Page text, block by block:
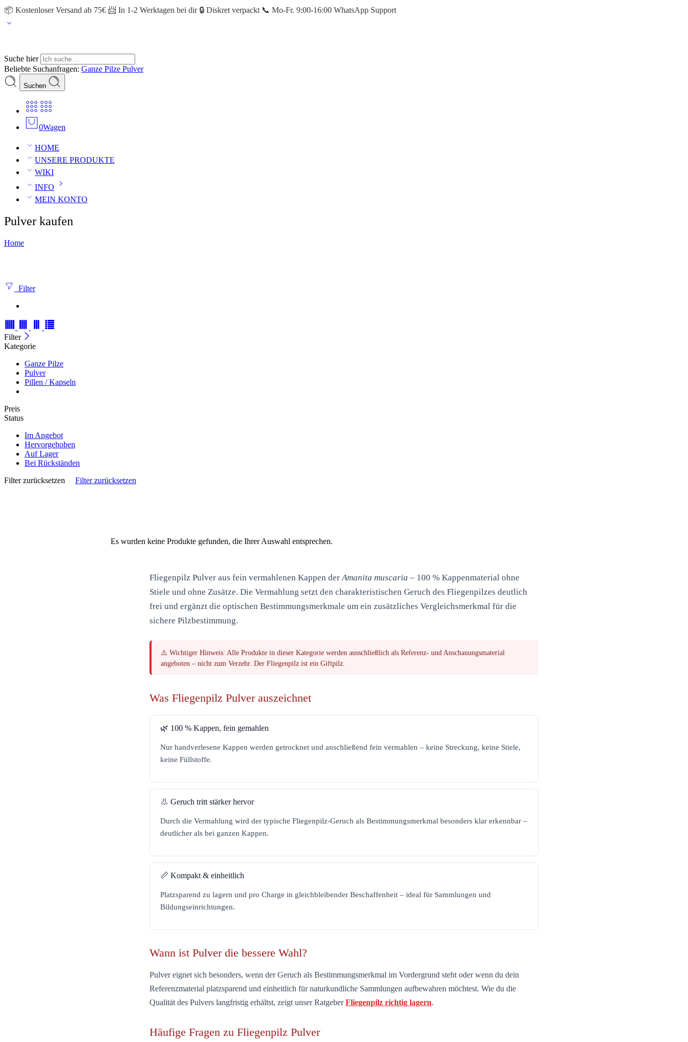
📦 Kostenloser Versand ab 75€ 📨 In 1-2 Werktagen bei dir 🔒 Diskret verpackt 📞 Mo-Fr. 9:00-16:00 WhatsApp Support
Suche hier
Beliebte Suchanfragen: Ganze Pilze Pulver
Suchen
0Wagen
HOME
UNSERE PRODUKTE
WIKI
INFO
MEIN KONTO
Pulver kaufen
Home
Filter
Filter
Kategorie
Ganze Pilze
Pulver
Pillen / Kapseln
Preis
Status
Im Angebot
Hervorgehoben
Auf Lager
Bei Rückständen
Filter zurücksetzen
Filter zurücksetzen
Es wurden keine Produkte gefunden, die Ihrer Auswahl entsprechen.
Fliegenpilz Pulver aus fein vermahlenen Kappen derAmanita muscaria – 100 % Kappenmaterial ohne
Stiele und ohne Zusätze. Die Vermahlung setzt den charakteristischen Geruch des Fliegenpilzes deutlich
frei und ergänzt die optischen Bestimmungsmerkmale um ein zusätzliches Vergleichsmerkmal für die
sichere Pilzbestimmung.
⚠️ Wichtiger Hinweis: Alle Produkte in dieser Kategorie werden ausschließlich als Referenz- und Anschauungsmaterial
angeboten – nicht zum Verzehr. Der Fliegenpilz ist ein Giftpilz.
Was Fliegenpilz Pulver auszeichnet
🌿 100 % Kappen, fein gemahlen
Nur handverlesene Kappen werden getrocknet und anschließend fein vermahlen – keine Streckung, keine Stiele,
keine Füllstoffe.
👃 Geruch tritt stärker hervor
Durch die Vermahlung wird der typische Fliegenpilz-Geruch als Bestimmungsmerkmal besonders klar erkennbar –
deutlicher als bei ganzen Kappen.
📏 Kompakt & einheitlich
Platzsparend zu lagern und pro Charge in gleichbleibender Beschaffenheit – ideal für Sammlungen und
Bildungseinrichtungen.
Wann ist Pulver die bessere Wahl?
Pulver eignet sich besonders, wenn derGeruch als Bestimmungsmerkmal im Vordergrund steht oder wenn du dein
Referenzmaterial platzsparend und einheitlich für naturkundliche Sammlungen aufbewahren möchtest. Wie du die
Qualität des Pulvers langfristig erhältst, zeigt unser RatgeberFliegenpilz richtig lagern.
Häufige Fragen zu Fliegenpilz Pulver